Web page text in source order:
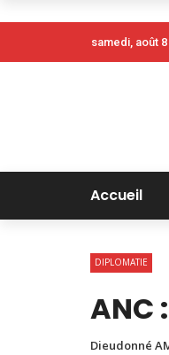
samedi, août 8
Accueil
DIPLOMATIE
ANC
Dieudonné